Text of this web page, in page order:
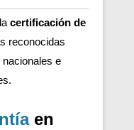
certificación de
reconocidas
e
en